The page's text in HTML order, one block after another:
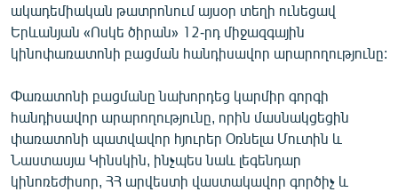
ԿՈՐՈՆԱՎԻՐՈՒՍ
ԱՐԽԻՎ
ԲԱՆԱՎԵՃ
ՁԳՏԵԼՈՎ ԼԱՎԱԳՈՒՅՆԻՆ
ՓՈԴՔԱՍԹ
ակադեմիական թատրոնում այսօր տեղի ունեցավ
Երևանյան «Ոսկե ծիրան» 12-րդ միջազգային
կինոփառատոնի բացման հանդիսավոր արարողությունը:
Փառատոնի բացմանը նախորդեց կարմիր գորգի
հանդիսավոր արարողությունը, որին մասնակցեցին
փառատոնի պատվավոր հյուրեր Օռնելա Մուտին և
Նաստասյա Կինսկին, ինչպես նաև լեգենդար
կինոռեժիսոր, ՀՀ արվեստի վաստակավոր գործիչ և